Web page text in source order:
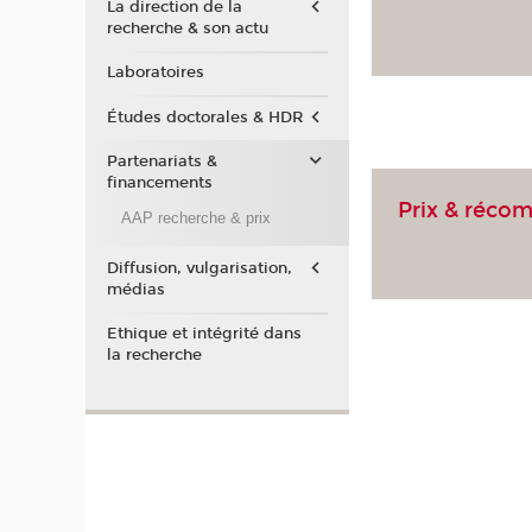
Prix &
La direction de la
recherche & son actu
Laboratoires
Études doctorales & HDR
Partenariats &
financements
AAP recherche & prix
Diffusion, vulgarisation,
médias
Ethique et intégrité dans
la recherche